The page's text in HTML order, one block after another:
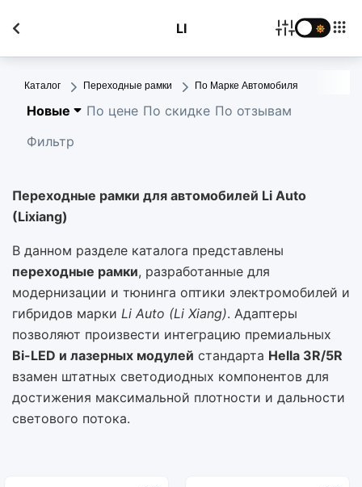
LI
Каталог Переходные рамки По Марке Автомобиля
Новые По цене По скидке По отзывам
Фильтр
Переходные рамки для автомобилей Li Auto
(Lixiang)
В данном разделе каталога представлены
переходные рамки, разработанные для
модернизации и тюнинга оптики электромобилей и
гибридов марки Li Auto (Li Xiang). Адаптеры
позволяют произвести интеграцию премиальных
Bi-LED и лазерных модулей стандарта Hella 3R/5R
взамен штатных светодиодных компонентов для
достижения максимальной плотности и дальности
светового потока.